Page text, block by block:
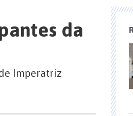
da
Imperatriz